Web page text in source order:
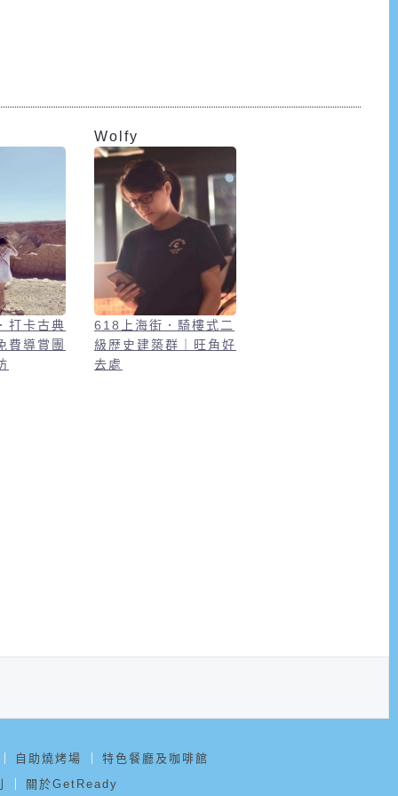
打卡古典
費導賞團
Wolfy
618上海街．騎樓式二
級歴史建築群｜旺角好
去處
自助燒烤場
特色餐廳及咖啡館
關於GetReady